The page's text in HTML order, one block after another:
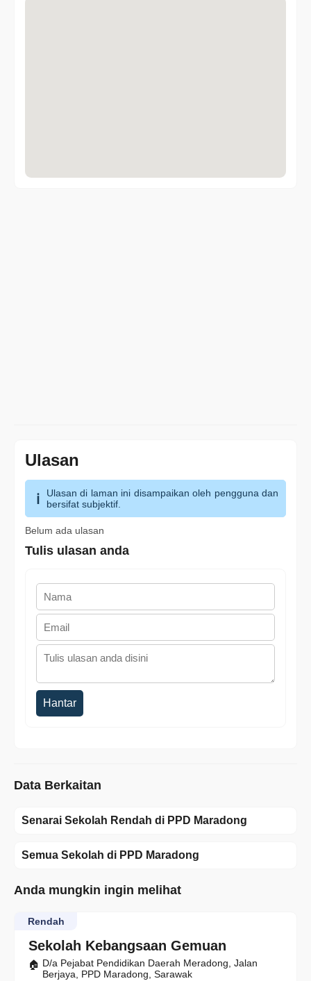
Ulasan
Ulasan di laman ini disampaikan oleh pengguna dan
bersifat subjektif.
Belum ada ulasan
Tulis ulasan anda
Hantar
Data Berkaitan
Senarai Sekolah Rendah di PPD Maradong
Semua Sekolah di PPD Maradong
Anda mungkin ingin melihat
Sekolah Kebangsaan Gemuan
Rendah
D/a Pejabat Pendidikan Daerah Meradong, Jalan
Berjaya, PPD Maradong, Sarawak